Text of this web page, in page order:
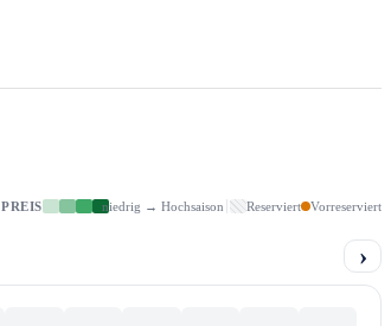
PREIS niedrig → Hochsaison Reserviert Vorreserviert
›